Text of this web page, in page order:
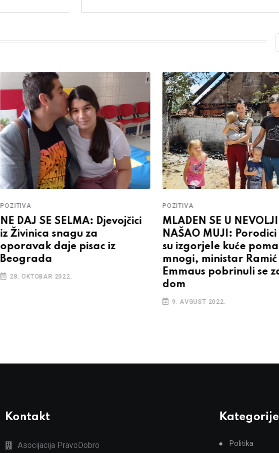
POZITIVA
NE DAJ SE SELMA: Djevojčici
iz Živinica snagu za
oporavak daje pisac iz
Beograda
28. OKTOBAR 2022.
POZITIVA
MLADEN SE U
NAŠAO MUJI:
su izgorjele kuće
mnogi, ministar Ramić
Emmaus pobrinuli se
dom
9. AVGUST 2022.
Kontakt
Asocijacija PravoDobro
Kategorije
Politika